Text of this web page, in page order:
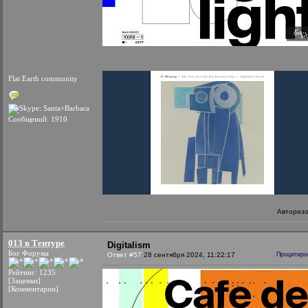
Flat Earth community
Сообщений: 1910
013 в Тентуре
Бог Форума
Рейтинг: 1235
[Заценки]
[Комментарии]
Digitalism
Ответ #57 28 сентября 2024, 11:22:17